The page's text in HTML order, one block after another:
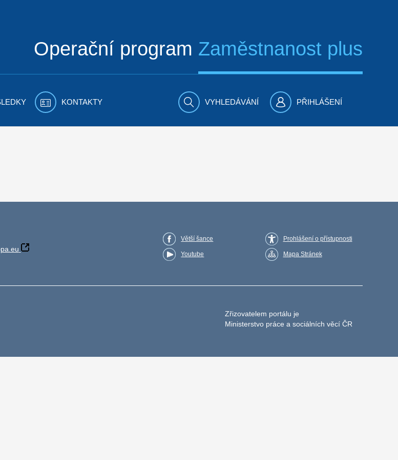
Operační program Zaměstnanost plus
KONTAKTY VYHLEDÁVÁNÍ PŘIHLÁŠENÍ
Větší šance
Youtube
Prohlášení o přístupnosti
Mapa Stránek
Zřizovatelem portálu je
Ministerstvo práce a sociálních věcí ČR